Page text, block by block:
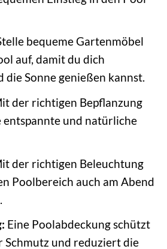
bequeme Gartenmöbel
auf, damit du dich
die Sonne genießen kannst.
der richtigen Bepflanzung
entspannte und natürliche
der richtigen Beleuchtung
Poolbereich auch am Abend
Eine Poolabdeckung schützt
Schmutz und reduziert die